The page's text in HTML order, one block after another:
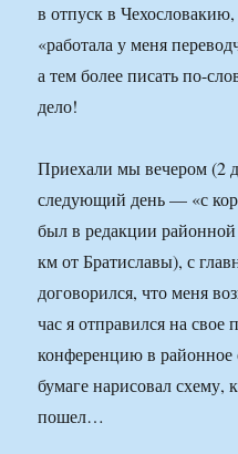
в отпуск в
«работала у меня
а тем более писать по-
дело!
Приехали мы вечером (2
следующий день — «с
был в редакции
км от Братиславы), с
договорился, что меня
час я отправился на
конференцию в
бумаге нарисовал схему,
пошел…